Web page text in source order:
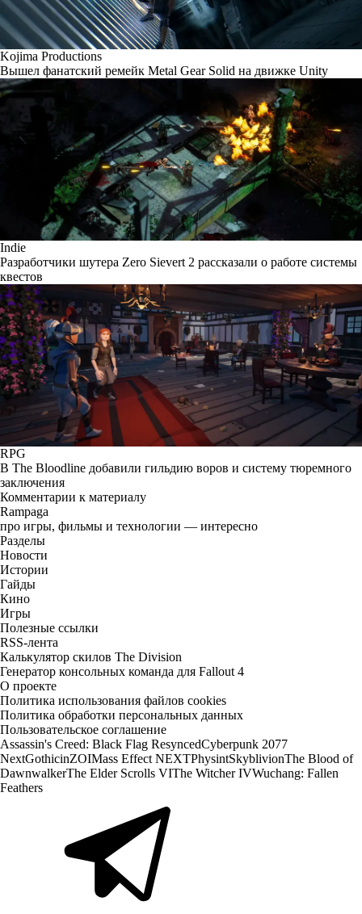
Kojima Productions
Вышел фанатский ремейк Metal Gear Solid на движке Unity
Indie
Разработчики шутера Zero Sievert 2 рассказали о работе системы
квестов
RPG
В The Bloodline добавили гильдию воров и систему тюремного
заключения
Комментарии к материалу
Rampaga
про игры, фильмы и технологии — интересно
Разделы
Новости
Истории
Гайды
Кино
Игры
Полезные ссылки
RSS-лента
Калькулятор скилов The Division
Генератор консольных команда для Fallout 4
О проекте
Политика использования файлов cookies
Политика обработки персональных данных
Пользовательское соглашение
Assassin's Creed: Black Flag ResyncedCyberpunk 2077
NextGothicinZOIMass Effect NEXTPhysintSkyblivionThe Blood of
DawnwalkerThe Elder Scrolls VIThe Witcher IVWuchang: Fallen
Feathers